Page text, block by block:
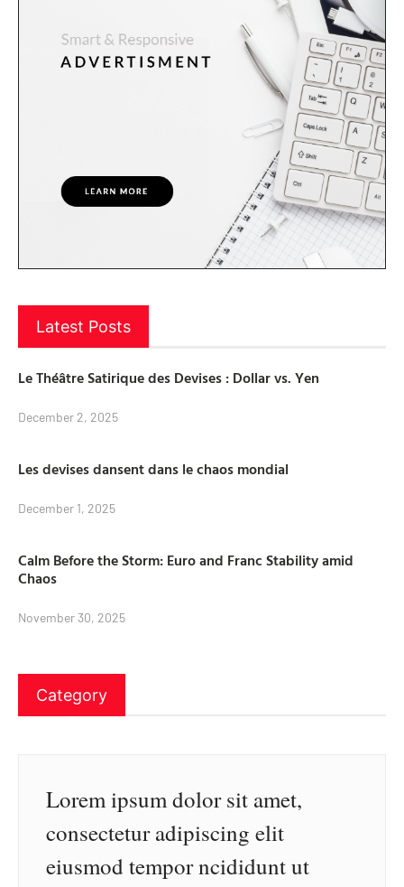
Latest Posts
Le Théâtre Satirique des Devises : Dollar vs. Yen
December 2, 2025
Les devises dansent dans le chaos mondial
December 1, 2025
Calm Before the Storm: Euro and Franc Stability amid
Chaos
November 30, 2025
Category
Lorem ipsum dolor sit amet,
consectetur adipiscing elit
eiusmod tempor ncididunt ut